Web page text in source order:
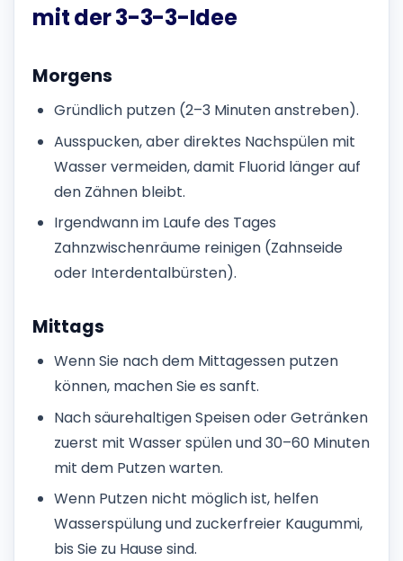
mit der 3-3-3-Idee
Morgens
Gründlich putzen (2–3 Minuten anstreben).
Ausspucken, aber direktes Nachspülen mit
Wasser vermeiden, damit Fluorid länger auf
den Zähnen bleibt.
Irgendwann im Laufe des Tages
Zahnzwischenräume reinigen (Zahnseide
oder Interdentalbürsten).
Mittags
Wenn Sie nach dem Mittagessen putzen
können, machen Sie es sanft.
Nach säurehaltigen Speisen oder Getränken
zuerst mit Wasser spülen und 30–60 Minuten
mit dem Putzen warten.
Wenn Putzen nicht möglich ist, helfen
Wasserspülung und zuckerfreier Kaugummi,
bis Sie zu Hause sind.